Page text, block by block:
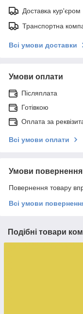
Доставка кур'єром
Транспортна
Всі умови доставки
Умови оплати
Післяплата
Готівкою
Оплата за
Всі умови оплати
Умови повернення
Повернення товару
Всі умови
Подібні товари